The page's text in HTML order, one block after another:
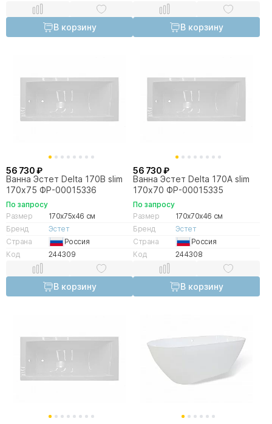
В корзину В корзину
56 730 ₽
Ванна Эстет Delta 170В slim
170х75 ФР-00015336
По запросу
Размер
170x75x46 см
Бренд
Эстет
Страна
Россия
Код
244309
В корзину
56 730 ₽
Ванна Эстет Delta 170А slim
170х70 ФР-00015335
По запросу
Размер
170x70x46 см
Бренд
Эстет
Страна
Россия
Код
244308
В корзину